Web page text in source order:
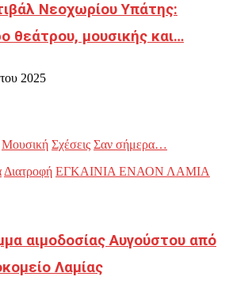
Νεοχωρίου Υπάτης:
θεάτρου, μουσικής και…
2025
Μουσική Σχέσεις Σαν σήμερα…
Διατροφή ΕΓΚΑΙΝΙΑ ΕΝΑΟΝ ΛΑΜΙΑ
αιμοδοσίας Αυγούστου από
Λαμίας